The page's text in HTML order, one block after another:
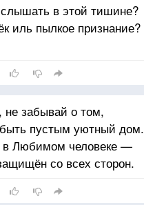
слова.
слышать Душу –
в глаза.
в этой тишине?
иль пылкое признание?
или весёлый смех?
о чем она молчит -
только не ушами.
тайне — есть свои ключи:
НО ГОВОРИТ ГЛАЗАМИ!
забывай о том,
пустым уютный дом.
Любимом человеке —
со всех сторон.